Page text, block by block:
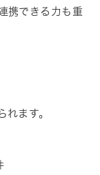
携できる力も重
れます。